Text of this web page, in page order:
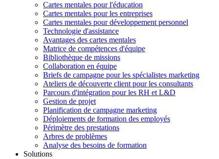
Cartes mentales pour l'éducation
Cartes mentales pour les entreprises
Cartes mentales pour développement personnel
Technologie d'assistance
Avantages des cartes mentales
Matrice de compétences d'équipe
Bibliothèque de missions
Collaboration en équipe
Briefs de campagne pour les spécialistes marketing
Ateliers de découverte client pour les consultants
Parcours d'intégration pour les RH et L&D
Gestion de projet
Planification de campagne marketing
Déploiements de formation des employés
Périmètre des prestations
Arbres de problèmes
Analyse des besoins de formation
Solutions